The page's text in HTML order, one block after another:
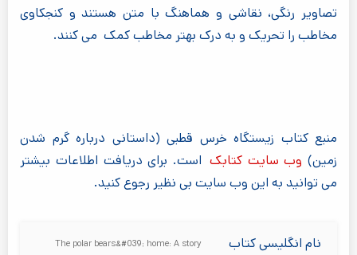
تصاویر رنگی، نقاشی و هماهنگ با متن هستند و کنجکاوی
مخاطب را تحریک و به درک بهتر مخاطب کمک می کنند.
منبع کتاب زیستگاه خرس قطبی (داستانی درباره گرم شدن
زمین) وب سایت کتابک است. برای دریافت اطلاعات بیشتر
می توانید به این وب سایت بی نظیر رجوع کنید.
نام انگلیسی کتاب
The polar bears&#039;‎ home: A story